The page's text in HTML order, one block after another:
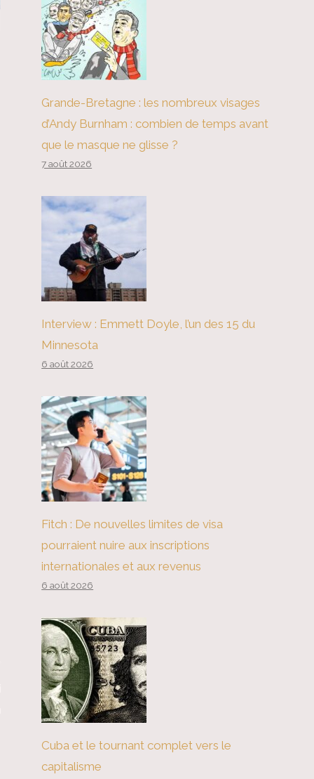
Grande-Bretagne : les nombreux visages
d’Andy Burnham : combien de temps avant
que le masque ne glisse ?
7 août 2026
Interview : Emmett Doyle, l’un des 15 du
Minnesota
6 août 2026
Fitch : De nouvelles limites de visa
pourraient nuire aux inscriptions
internationales et aux revenus
6 août 2026
Cuba et le tournant complet vers le
capitalisme